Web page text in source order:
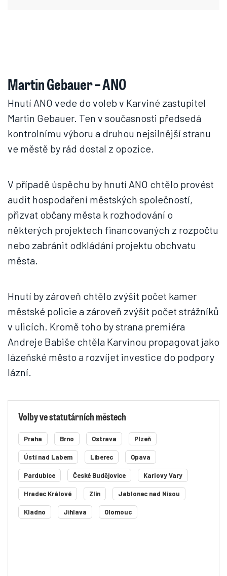
Martin Gebauer – ANO
Hnutí ANO vede do voleb v Karviné zastupitel
Martin Gebauer. Ten v současnosti předsedá
kontrolnímu výboru a druhou nejsilnější stranu
ve městě by rád dostal z opozice.
V případě úspěchu by hnutí ANO chtělo provést
audit hospodaření městských společností,
přizvat občany města k rozhodování o
některých projektech financovaných z rozpočtu
nebo zabránit odkládání projektu obchvatu
města.
Hnutí by zároveň chtělo zvýšit počet kamer
městské policie a zároveň zvýšit počet strážníků
v ulicích. Kromě toho by strana premiéra
Andreje Babiše chtěla Karvinou propagovat jako
lázeňské město a rozvíjet investice do podpory
lázní.
Volby ve statutárních městech
Praha Brno Ostrava Plzeň
Ústí nad Labem Liberec Opava
Pardubice České Budějovice Karlovy Vary
Hradec Králové Zlín Jablonec nad Nisou
Kladno Jihlava Olomouc